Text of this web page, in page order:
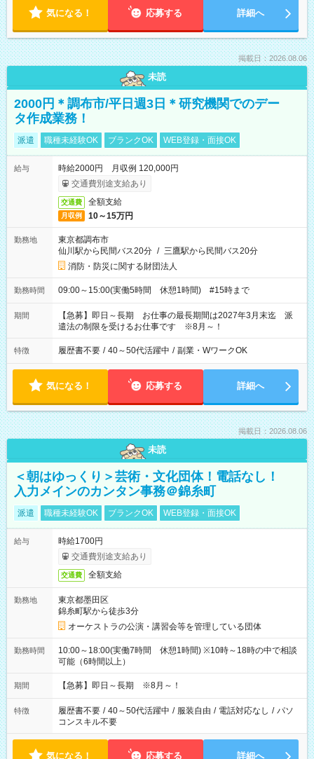
気になる！ 応募する 詳細へ
掲載日：2026.08.06
未読
2000円＊調布市/平日週3日＊研究機関でのデー
タ作成業務！
派遣 職種未経験OK ブランクOK WEB登録・面接OK
給与
時給2000円 月収例 120,000円
交通費別途支給あり
交通費 全額支給
月収例 10～15万円
勤務地
東京都調布市
仙川駅から民間バス20分 / 三鷹駅から民間バス20分
消防・防災に関する財団法人
勤務時間 09:00～15:00(実働5時間 休憩1時間) #15時まで
期間
【急募】即日～長期 お仕事の最長期間は2027年3月末迄 派
遣法の制限を受けるお仕事です ※8月～！
特徴 履歴書不要 / 40～50代活躍中 / 副業・WワークOK
気になる！ 応募する 詳細へ
掲載日：2026.08.06
未読
＜朝はゆっくり＞芸術・文化団体！電話なし！
入力メインのカンタン事務＠錦糸町
派遣 職種未経験OK ブランクOK WEB登録・面接OK
給与
時給1700円
交通費別途支給あり
交通費 全額支給
勤務地
東京都墨田区
錦糸町駅から徒歩3分
オーケストラの公演・講習会等を管理している団体
勤務時間
10:00～18:00(実働7時間 休憩1時間) ※10時～18時の中で相談
可能（6時間以上）
期間 【急募】即日～長期 ※8月～！
特徴 履歴書不要 / 40～50代活躍中 / 服装自由 / 電話対応なし / パソ
コンスキル不要
気になる！ 応募する 詳細へ